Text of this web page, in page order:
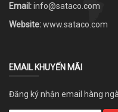
Email:info@sataco.com
Website:www.sataco.com
EMAIL KHUYẾN MÃI
Đăng ký nhận email hàng